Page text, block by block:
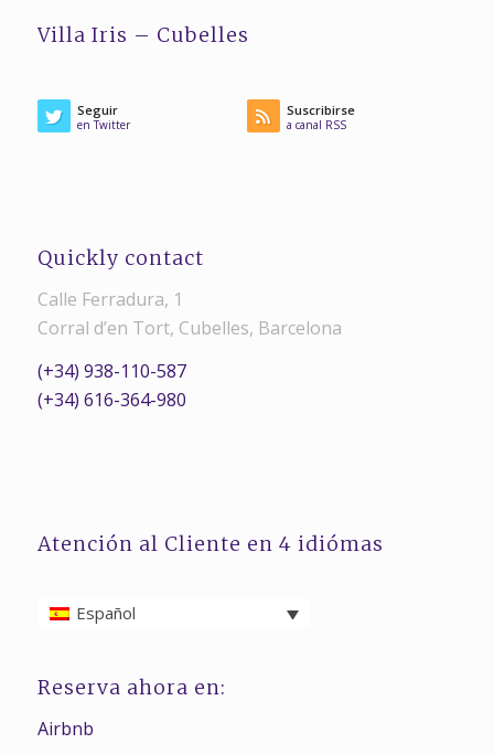
Villa Iris – Cubelles
Seguir
en Twitter
Suscribirse
a canal RSS
Quickly contact
Calle Ferradura, 1
Corral d’en Tort, Cubelles, Barcelona
(+34) 938-110-587
(+34) 616-364-980
Atención al Cliente en 4 idiómas
Español
Reserva ahora en:
Airbnb